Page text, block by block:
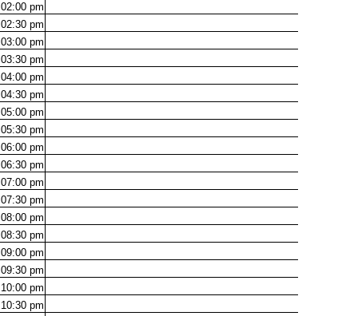
02:00 pm
02:30 pm
03:00 pm
03:30 pm
04:00 pm
04:30 pm
05:00 pm
05:30 pm
06:00 pm
06:30 pm
07:00 pm
07:30 pm
08:00 pm
08:30 pm
09:00 pm
09:30 pm
10:00 pm
10:30 pm